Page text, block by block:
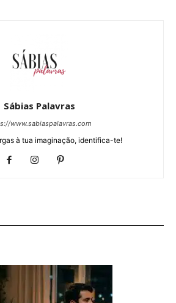
Sábias Palavras
www.sabiaspalavras.com
à tua imaginação, identifica-te!